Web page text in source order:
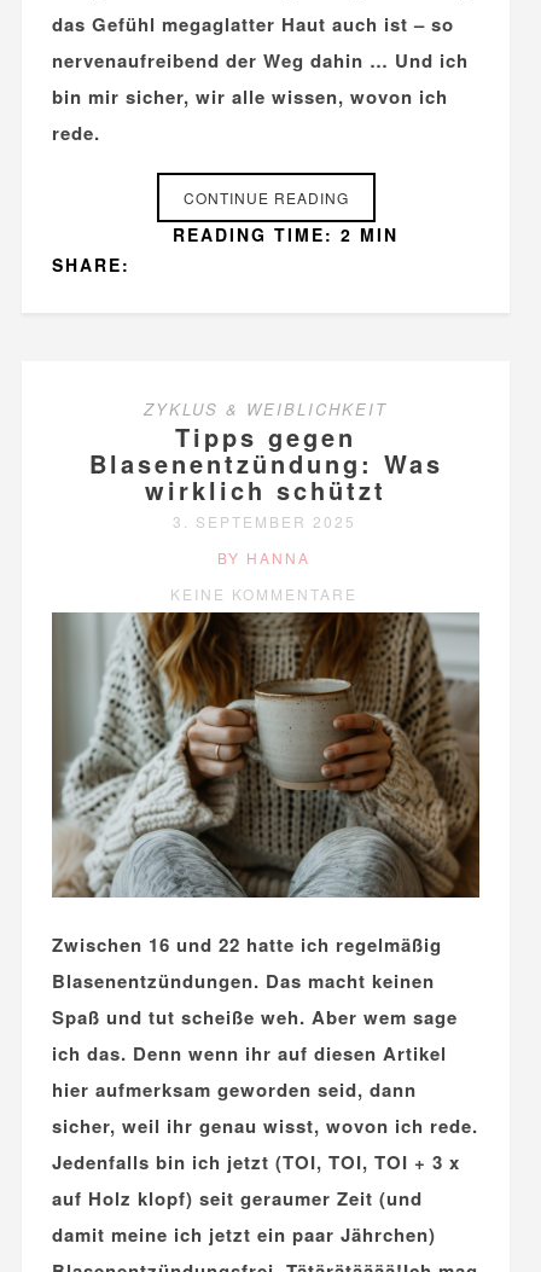
das Gefühl megaglatter Haut auch ist – so
nervenaufreibend der Weg dahin … Und ich
bin mir sicher, wir alle wissen, wovon ich
rede.
CONTINUE READING
SHARE:
READING TIME: 2 MIN
ZYKLUS & WEIBLICHKEIT
Tipps gegen
Blasenentzündung: Was
wirklich schützt
3. SEPTEMBER 2025
BY HANNA
KEINE KOMMENTARE
Zwischen 16 und 22 hatte ich regelmäßig
Blasenentzündungen. Das macht keinen
Spaß und tut scheiße weh. Aber wem sage
ich das. Denn wenn ihr auf diesen Artikel
hier aufmerksam geworden seid, dann
sicher, weil ihr genau wisst, wovon ich rede.
Jedenfalls bin ich jetzt (TOI, TOI, TOI + 3 x
auf Holz klopf) seit geraumer Zeit (und
damit meine ich jetzt ein paar Jährchen)